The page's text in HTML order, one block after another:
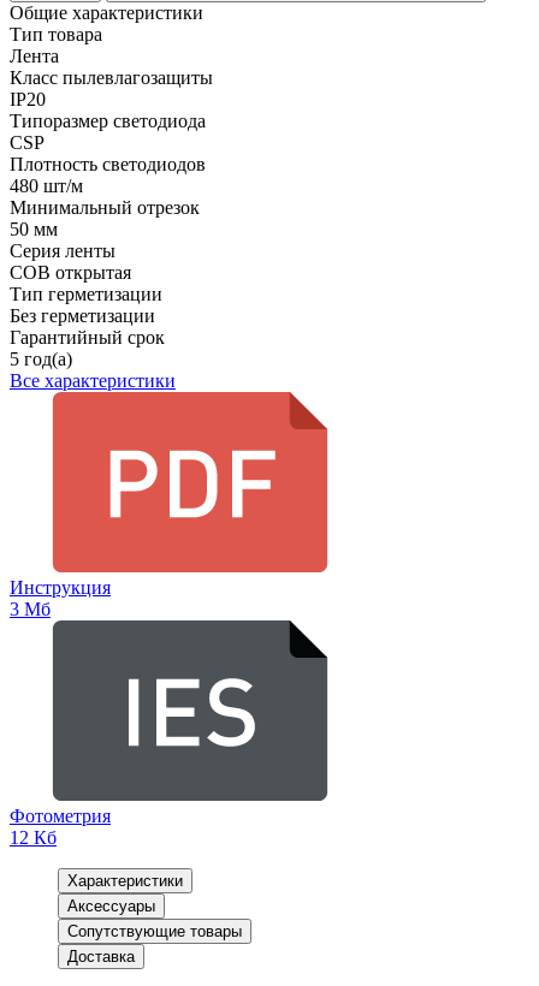
Общие характеристики
Тип товара
Лента
Класс пылевлагозащиты
IP20
Типоразмер светодиода
CSP
Плотность светодиодов
480 шт/м
Минимальный отрезок
50 мм
Серия ленты
COB открытая
Тип герметизации
Без герметизации
Гарантийный срок
5 год(а)
Все характеристики
Инструкция
3 Мб
Фотометрия
12 Кб
Характеристики
Аксессуары
Сопутствующие товары
Доставка